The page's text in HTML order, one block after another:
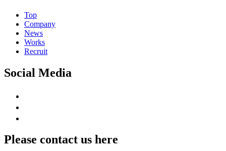
Top
Company
News
Works
Recruit
Social Media
Please contact us here